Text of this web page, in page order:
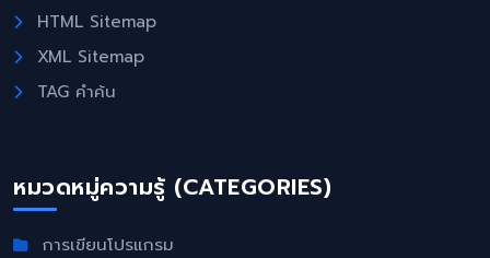
HTML Sitemap
XML Sitemap
TAG คำค้น
หมวดหมู่ความรู้ (CATEGORIES)
การเขียนโปรแกรม